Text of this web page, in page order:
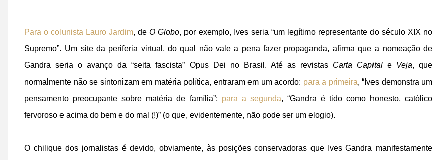
Para o colunista Lauro Jardim, deO Globo, por exemplo, Ives seria “um legítimo representante do século XIX no
Supremo”. Um site da periferia virtual, do qual não vale a pena fazer propaganda, afirma que a nomeação de
Gandra seria o avanço da “seita fascista” Opus Dei no Brasil. Até as revistas Carta Capital e Veja, que
normalmente não se sintonizam em matéria política, entraram em um acordo: para a primeira, “Ives demonstra um
pensamento preocupante sobre matéria de família”; para a segunda, “Gandra é tido como honesto, católico
fervoroso e acima do bem e do mal (!)” (o que, evidentemente, não pode ser um elogio).
O chilique dos jornalistas é devido, obviamente, às posições conservadoras que Ives Gandra manifestamente